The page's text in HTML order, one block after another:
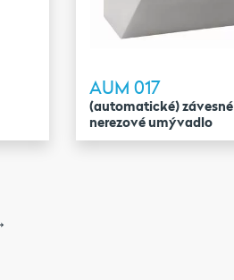
AUM 017
(automatické) závesné
nerezové umývadlo